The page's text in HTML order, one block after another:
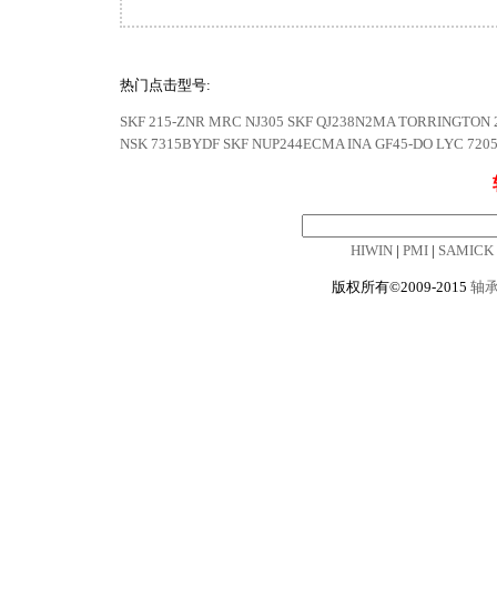
热门点击型号:
SKF 215-ZNR MRC NJ305 SKF QJ238N2MA TORRINGTON
NSK 7315BYDF SKF NUP244ECMA INA GF45-DO LYC
HIWIN| PMI| SAMICK
版权所有©2009-2015 轴